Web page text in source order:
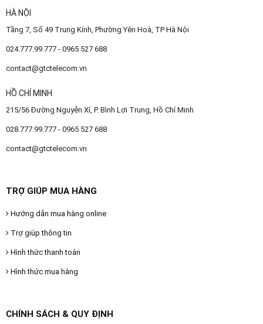
HÀ NỘI
Tầng 7, Số 49 Trung Kính, Phường Yên Hoà, TP Hà Nội
024.777.99.777 - 0965 527 688
contact@gtctelecom.vn
HỒ CHÍ MINH
215/56 Đường Nguyễn Xí, P. Bình Lợi Trung, Hồ Chí Minh
028.777.99.777 - 0965 527 688
contact@gtctelecom.vn
TRỢ GIÚP MUA HÀNG
Hướng dẫn mua hàng online
Trợ giúp thông tin
Hình thức thanh toán
Hình thức mua hàng
CHÍNH SÁCH & QUY ĐỊNH